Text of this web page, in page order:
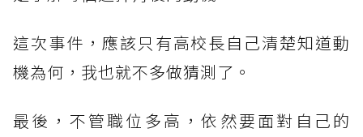
這次事件，應該只有高校長自己清楚知道動
機為何，我也就不多做猜測了。
最後，不管職位多高，依然要面對自己的